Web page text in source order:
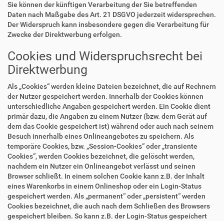
Sie können der künftigen Verarbeitung der Sie betreffenden
Daten nach Maßgabe des Art. 21 DSGVO jederzeit widersprechen.
Der Widerspruch kann insbesondere gegen die Verarbeitung für
Zwecke der Direktwerbung erfolgen.
Cookies und Widerspruchsrecht bei
Direktwerbung
Als „Cookies“ werden kleine Dateien bezeichnet, die auf Rechnern
der Nutzer gespeichert werden. Innerhalb der Cookies können
unterschiedliche Angaben gespeichert werden. Ein Cookie dient
primär dazu, die Angaben zu einem Nutzer (bzw. dem Gerät auf
dem das Cookie gespeichert ist) während oder auch nach seinem
Besuch innerhalb eines Onlineangebotes zu speichern. Als
temporäre Cookies, bzw. „Session-Cookies“ oder „transiente
Cookies“, werden Cookies bezeichnet, die gelöscht werden,
nachdem ein Nutzer ein Onlineangebot verlässt und seinen
Browser schließt. In einem solchen Cookie kann z.B. der Inhalt
eines Warenkorbs in einem Onlineshop oder ein Login-Status
gespeichert werden. Als „permanent“ oder „persistent“ werden
Cookies bezeichnet, die auch nach dem Schließen des Browsers
gespeichert bleiben. So kann z.B. der Login-Status gespeichert